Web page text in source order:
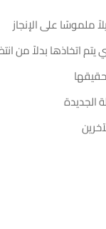
ملموسًا على الإنجاز
اتخاذها بدلاً من
الجديدة